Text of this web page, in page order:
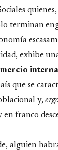
terminan
exhibe
que se
y, ergo
franco
alguien